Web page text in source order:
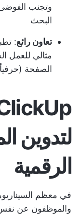
وتجنب الفوضى
البحث
تعاون رائع:
مثالي للعمل
الصفحة
لتدوين
الرقمية
في معظم
والموظفون عن نفس